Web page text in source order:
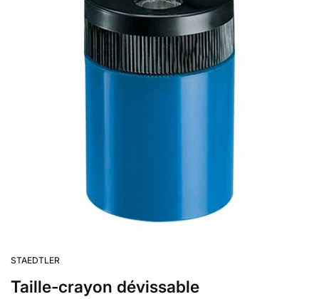
STAEDTLER
Taille-crayon dévissable